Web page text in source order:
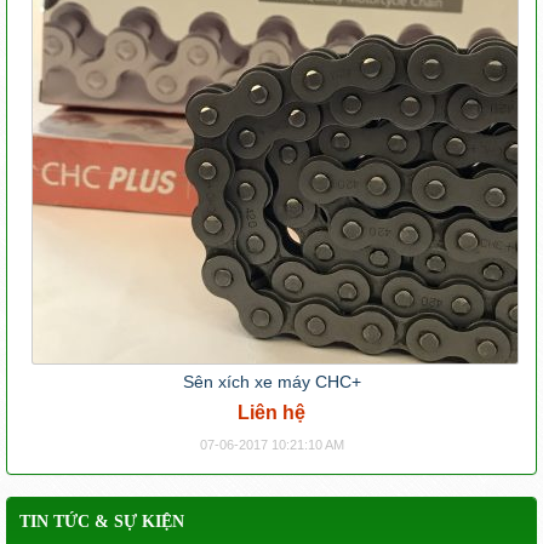
Sên xích xe máy CHC+
Liên hệ
07-06-2017 10:21:10 AM
TIN TỨC & SỰ KIỆN